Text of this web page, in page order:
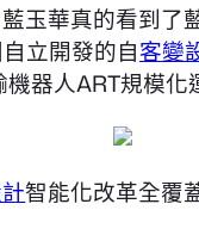
玉華真的看到了
立開發的自客變
器人ART規模化
智能化改革全覆